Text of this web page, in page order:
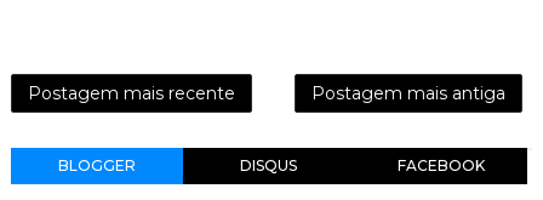
Postagem mais recente Postagem mais antiga
BLOGGER DISQUS FACEBOOK